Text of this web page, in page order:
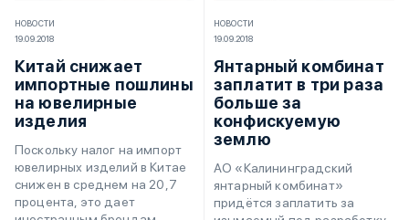
НОВОСТИ
19.09.2018
Китай снижает
импортные пошлины
на ювелирные
изделия
Поскольку налог на импорт
ювелирных изделий в Китае
снижен в среднем на 20,7
процента, это дает
НОВОСТИ
19.09.2018
Янтарный комбинат
заплатит в три раза
больше за
конфискуемую
землю
АО «Калининградский
янтарный комбинат»
придётся заплатить за